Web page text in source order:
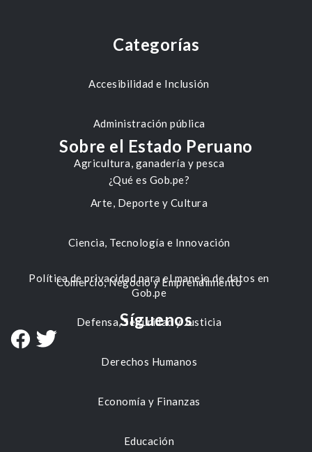
Categorías
Accesibilidad e Inclusión
Administración pública
Agricultura, ganadería y pesca
Arte, Deporte y Cultura
Ciencia, Tecnología e Innovación
Comercio, Negocio y Emprendimiento
Defensa, Seguridad y Justicia
Derechos Humanos
Economía y Finanzas
Educación
Sobre el Estado Peruano
¿Qué es Gob.pe?
Política de privacidad para el manejo de datos en
Gob.pe
Síguenos